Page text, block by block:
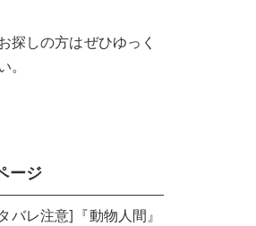
探しの方はぜひゆっく
。
ージ
バレ注意]『動物人間』